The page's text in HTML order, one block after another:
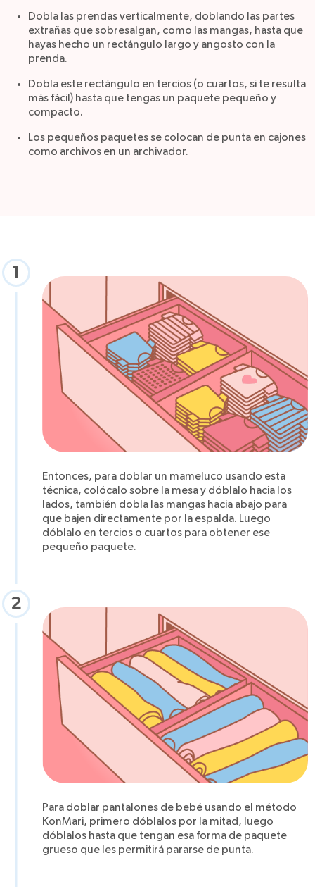
Dobla las prendas verticalmente, doblando las partes
extrañas que sobresalgan, como las mangas, hasta que
hayas hecho un rectángulo largo y angosto con la
prenda.
Dobla este rectángulo en tercios (o cuartos, si te resulta
más fácil) hasta que tengas un paquete pequeño y
compacto.
Los pequeños paquetes se colocan de punta en cajones
como archivos en un archivador.
1
Entonces, para doblar un mameluco usando esta
técnica, colócalo sobre la mesa y dóblalo hacia los
lados, también dobla las mangas hacia abajo para
que bajen directamente por la espalda. Luego
dóblalo en tercios o cuartos para obtener ese
pequeño paquete.
2
Para doblar pantalones de bebé usando el método
KonMari, primero dóblalos por la mitad, luego
dóblalos hasta que tengan esa forma de paquete
grueso que les permitirá pararse de punta.